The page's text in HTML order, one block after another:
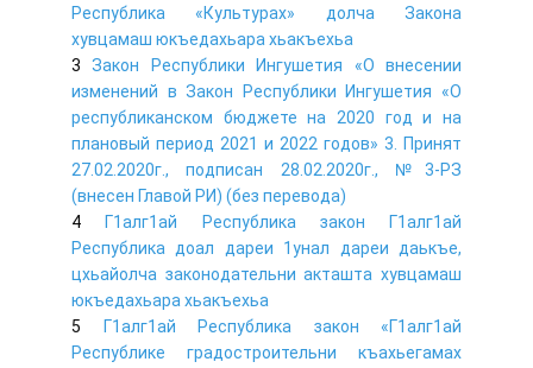
Республика «Культурах» долча Закона
хувцамаш юкъедахьара хьакъехьа
3Закон Республики Ингушетия «О внесении
изменений в Закон Республики Ингушетия «О
республиканском бюджете на 2020 год и на
плановый период 2021 и 2022 годов» 3. Принят
27.02.2020г., подписан 28.02.2020г., №3-РЗ
(внесен Главой РИ) (без перевода)
4
Г1алг1ай Республика закон Г1алг1ай
Республика доал дареи 1унал дареи даькъе,
цхьайолча законодательни акташта хувцамаш
юкъедахьара хьакъехьа
5
Г1алг1ай Республика закон «Г1алг1ай
Республике градостроительни къахьегамах